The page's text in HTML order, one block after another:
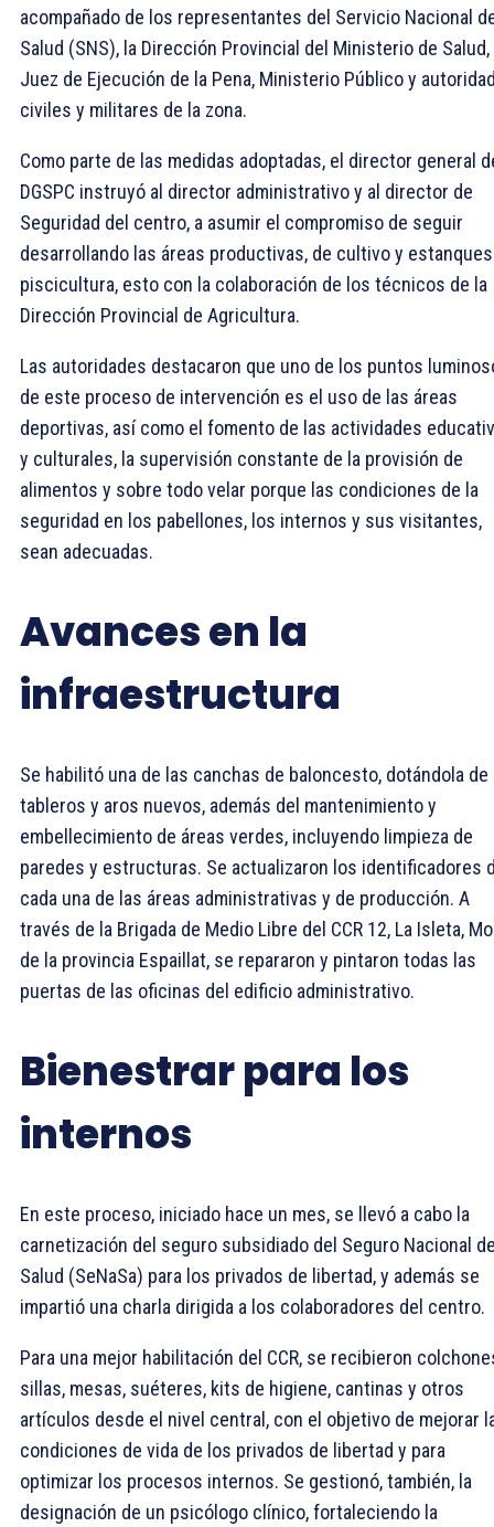
acompañado de los representantes del Servicio Nacional
Salud (SNS), la Dirección Provincial del Ministerio de Salud,
Juez de Ejecución de la Pena, Ministerio Público y
civiles y militares de la zona.
Como parte de las medidas adoptadas, el director general
DGSPC instruyó al director administrativo y al director de
Seguridad del centro, a asumir el compromiso de seguir
desarrollando las áreas productivas, de cultivo y
piscicultura, esto con la colaboración de los técnicos de la
Dirección Provincial de Agricultura.
Las autoridades destacaron que uno de los puntos
de este proceso de intervención es el uso de las áreas
deportivas, así como el fomento de las actividades
y culturales, la supervisión constante de la provisión de
alimentos y sobre todo velar porque las condiciones de la
seguridad en los pabellones, los internos y sus visitantes,
sean adecuadas.
Avances en la
infraestructura
Se habilitó una de las canchas de baloncesto, dotándola de
tableros y aros nuevos, además del mantenimiento y
embellecimiento de áreas verdes, incluyendo limpieza de
paredes y estructuras. Se actualizaron los identificadores
cada una de las áreas administrativas y de producción. A
través de la Brigada de Medio Libre del CCR 12, La Isleta,
de la provincia Espaillat, se repararon y pintaron todas las
puertas de las oficinas del edificio administrativo.
Bienestrar para los
internos
En este proceso, iniciado hace un mes, se llevó a cabo la
carnetización del seguro subsidiado del Seguro Nacional
Salud (SeNaSa) para los privados de libertad, y además se
impartió una charla dirigida a los colaboradores del centro.
Para una mejor habilitación del CCR, se recibieron
sillas, mesas, suéteres, kits de higiene, cantinas y otros
artículos desde el nivel central, con el objetivo de mejorar
condiciones de vida de los privados de libertad y para
optimizar los procesos internos. Se gestionó, también, la
designación de un psicólogo clínico, fortaleciendo la